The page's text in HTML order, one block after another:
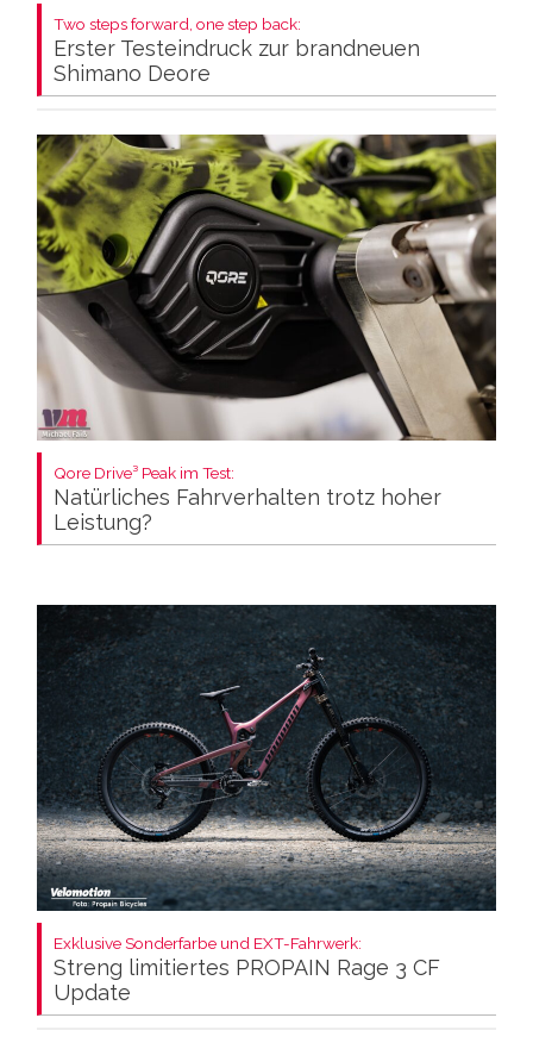
Two steps forward, one step back:
Erster Testeindruck zur brandneuen
Shimano Deore
Qore Drive³ Peak im Test:
Natürliches Fahrverhalten trotz hoher
Leistung?
Exklusive Sonderfarbe und EXT-Fahrwerk:
Streng limitiertes PROPAIN Rage 3 CF
Update